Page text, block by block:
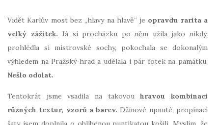
Vidět Karlův most bez „hlavy na hlavě“ je opravdu rarita a
velký zážitek. Já si procházku po něm užila jako nikdy,
prohlédla si mistrovské sochy, pokochala se dokonalým
výhledem na Pražský hrad a udělala i pár fotek na památku.
Nešlo odolat.
Tentokrát jsme vsadila na takovouhravou kombinaci
různých textur, vzorů a barev. Džínové upnuté, propínací